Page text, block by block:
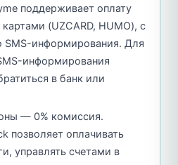
поддерживает оплату
(UZCARD, HUMO), с
SMS-информирования. Для
информирования
в банк или
— 0% комиссия.
позволяет оплачивать
управлять счетами в